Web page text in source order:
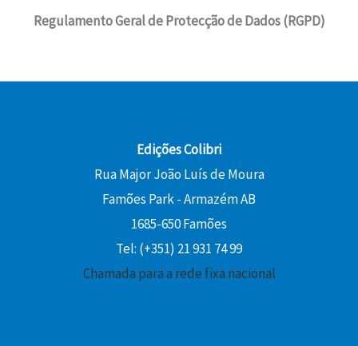
Regulamento Geral de Protecção de Dados (RGPD)
Edições Colibri
Rua Major João Luís de Moura
Famões Park - Armazém AB
1685-650 Famões
Tel: (+351) 21 931 74 99
Chamada para a rede fixa nacional